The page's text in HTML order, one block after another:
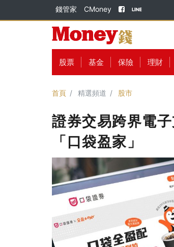
錢管家 CMoney
股票 基金 保險 理財
首頁 精選頻道 股市
證券交易跨界電
「口袋盈家」